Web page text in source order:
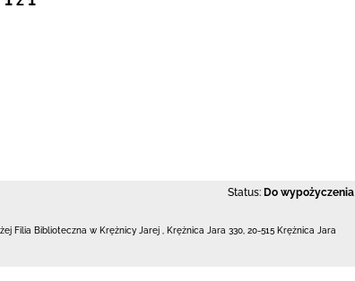
Status: Do wypożyczenia
Filia Biblioteczna w Krężnicy Jarej Krężnica Jara 330 20-515 Krężnica Jara